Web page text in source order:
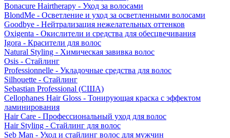
Bonacure Hairtherapy - Уход за волосами
BlondMe - Осветление и уход за осветленными волосами
Goodbye - Нейтрализация нежелательных оттенков
Oxigenta - Окислители и средства для обесцвечивания
Igora - Красители для волос
Natural Styling - Химическая завивка волос
Osis - Стайлинг
Professionnelle - Укладочные средства для волос
Silhouette - Стайлинг
Sebastian Professional (США)
Cellophanes Hair Gloss - Тонирующая краска с эффектом
ламинирования
Hair Care - Профессиональный уход для волос
Hair Styling - Стайлинг для волос
Seb Man - Уход и стайлинг волос для мужчин